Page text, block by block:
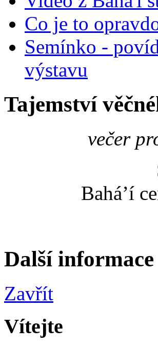
Co je to
Semínko -
výstavu
Tajemství
večer
Bahá’í
Další informace
Zavřít
Vítejte